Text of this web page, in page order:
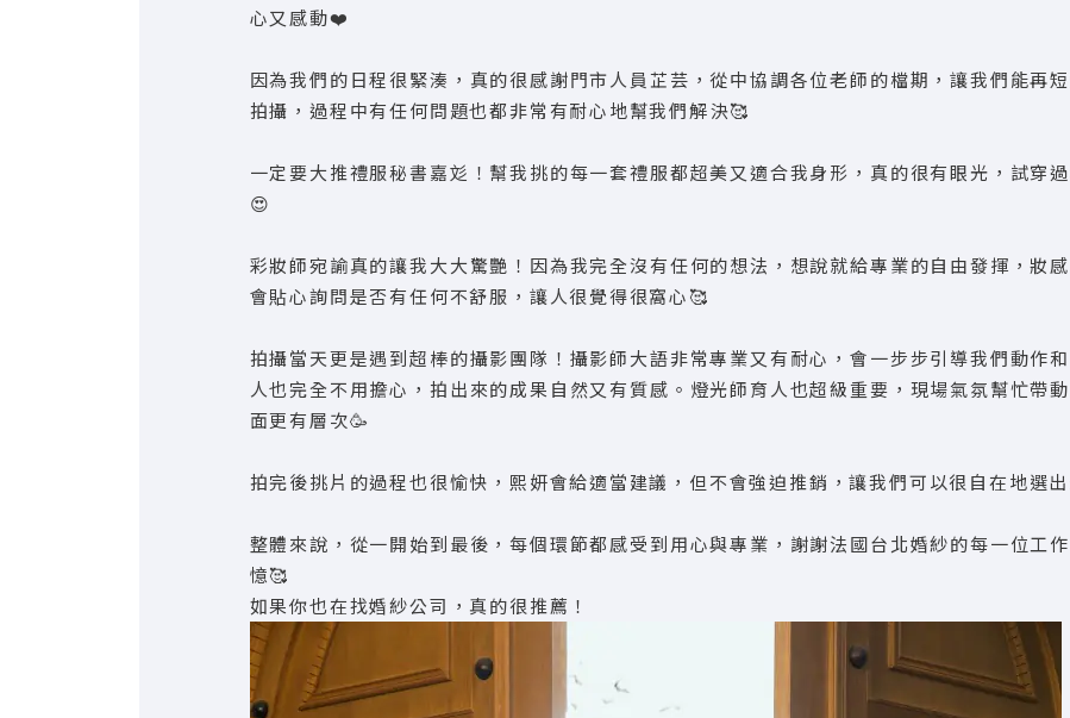
心又感動❤️
因為我們的日程很緊湊，真的很感謝門市人員芷芸，從中協調各位老師的檔期，讓我們能再
拍攝，過程中有任何問題也都非常有耐心地幫我們解決🥰
一定要大推禮服秘書嘉彣！幫我挑的每一套禮服都超美又適合我身形，真的很有眼光，試穿
😍
彩妝師宛諭真的讓我大大驚艷！因為我完全沒有任何的想法，想說就給專業的自由發揮，妝
會貼心詢問是否有任何不舒服，讓人很覺得很窩心🥰
拍攝當天更是遇到超棒的攝影團隊！攝影師大語非常專業又有耐心，會一步步引導我們動作
人也完全不用擔心，拍出來的成果自然又有質感。燈光師育人也超級重要，現場氣氛幫忙帶
面更有層次🥳
拍完後挑片的過程也很愉快，熙妍會給適當建議，但不會強迫推銷，讓我們可以很自在地選
整體來說，從一開始到最後，每個環節都感受到用心與專業，謝謝法國台北婚紗的每一位工
憶🥰
如果你也在找婚紗公司，真的很推薦！